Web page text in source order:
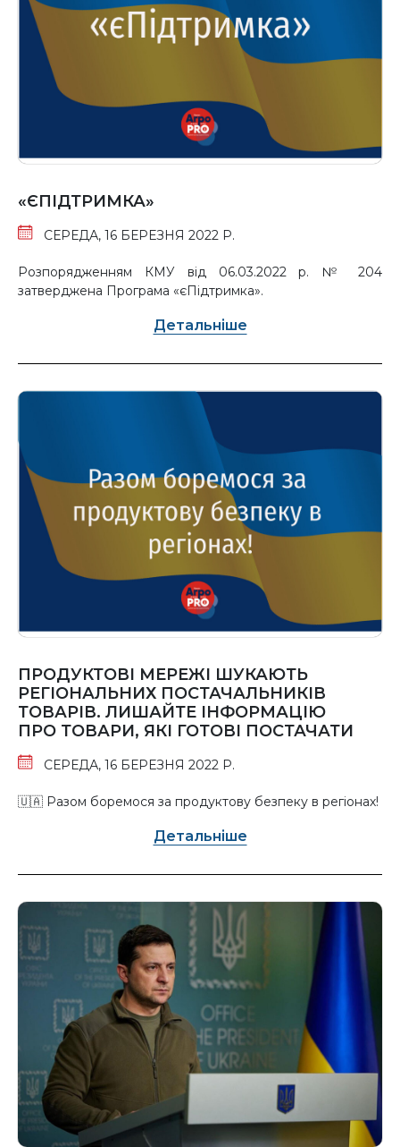
«ЄПІДТРИМКА»
СЕРЕДА, 16 БЕРЕЗНЯ 2022 Р.
Розпорядженням КМУ від 06.03.2022 р. № 204
затверджена Програма «єПідтримка».
Детальніше
ПРОДУКТОВІ МЕРЕЖІ ШУКАЮТЬ
РЕГІОНАЛЬНИХ ПОСТАЧАЛЬНИКІВ
ТОВАРІВ. ЛИШАЙТЕ ІНФОРМАЦІЮ
ПРО ТОВАРИ, ЯКІ ГОТОВІ ПОСТАЧАТИ
СЕРЕДА, 16 БЕРЕЗНЯ 2022 Р.
🇺🇦 Разом боремося за продуктову безпеку в регіонах!
Детальніше